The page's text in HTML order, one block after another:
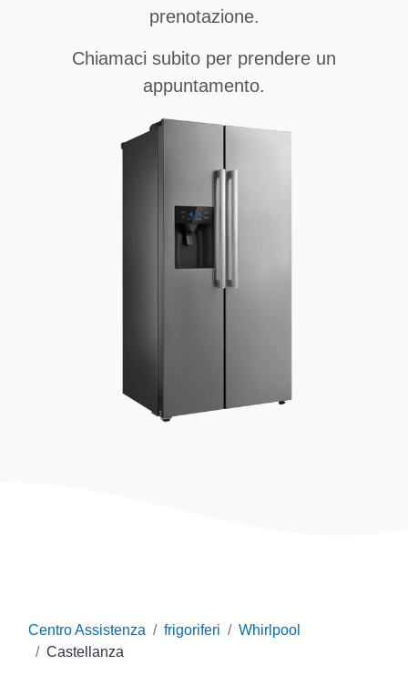
prenotazione.
Chiamaci subito per prendere un
appuntamento.
Centro Assistenza frigoriferi
Whirlpool
Castellanza